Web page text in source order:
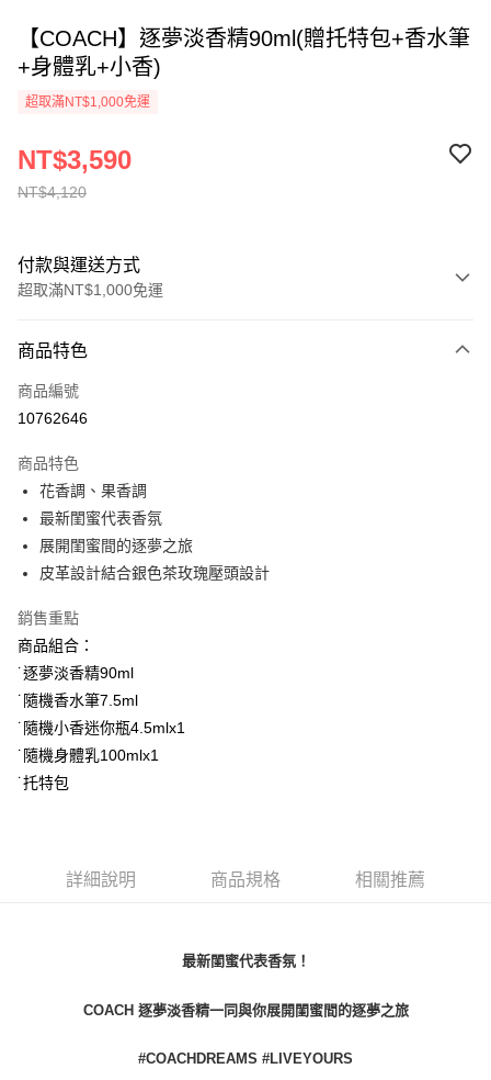
【COACH】逐夢淡香精90ml(贈托特包+香水筆
+身體乳+小香)
超取滿NT$1,000免運
NT$4,120
NT$3,590
付款與運送方式
超取滿NT$1,000免運
信用卡一次付款
ATM付款
運送方式
付款後全家取貨
每筆NT$80，滿NT$1,000(含以上)免運費
付款後萊爾富取貨
付款後7-11取貨
每筆NT$80，滿NT$1,000(含以上)免運費
宅配(全站)
每筆NT$80，滿NT$1,000(含以上)免運費
商品特色
商品編號
10762646
商品特色
花香調、果香調
最新閨蜜代表香氛
展開閨蜜間的逐夢之旅
皮革設計結合銀色茶玫瑰壓頭設計
銷售重點
商品組合：
˙逐夢淡香精90ml
˙隨機香水筆7.5ml
˙隨機小香迷你瓶4.5mlx1
˙隨機身體乳100mlx1
˙托特包
詳細說明 商品規格 相關推薦
最新閨蜜代表香氛！
COACH 逐夢淡香精一同與你展開閨蜜間的逐夢之旅
#COACHDREAMS #LIVEYOURS